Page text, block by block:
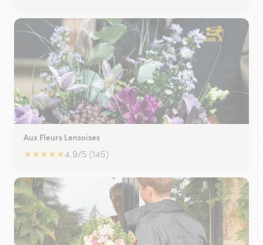
Aux Fleurs Lensoises
★★★★★4.9/5 (145)